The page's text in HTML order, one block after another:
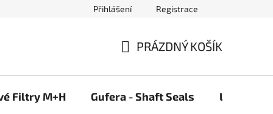
Přihlášení Registrace
KOŠÍK
PRÁZDNÝ KOŠÍK
Filtry M+H Gufera - Shaft Seals Ložiska